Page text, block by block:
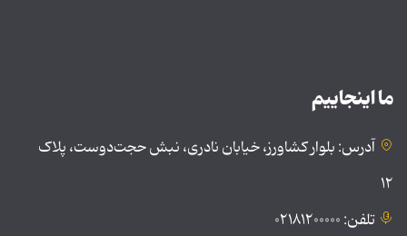
ما اینجاییم
آدرس: بلوار کشاورز، خیابان نادری، نبش حجت‌دوست، پلاک
۱۲
تلفن: ۰۲۱۸۱۲۰۰۰۰۰